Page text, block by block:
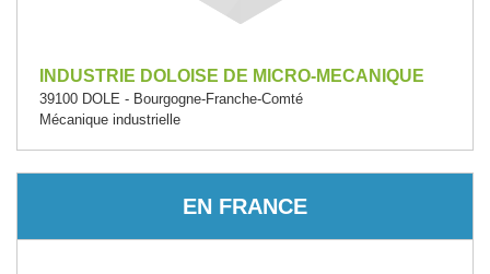
INDUSTRIE DOLOISE DE MICRO-MECANIQUE
39100 DOLE - Bourgogne-Franche-Comté
Mécanique industrielle
EN FRANCE